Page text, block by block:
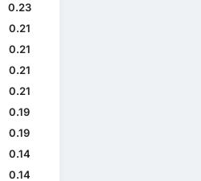
0.23
0.21
0.21
0.21
0.21
0.19
0.19
0.14
0.14